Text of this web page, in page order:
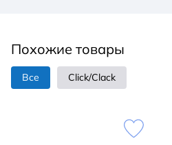
Похожие товары
Все Click/Clack